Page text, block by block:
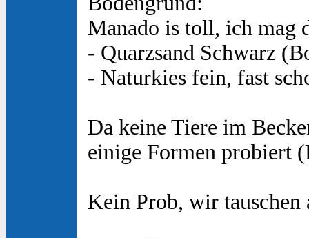
Manado is toll, ich mag
- Quarzsand Schwarz
- Naturkies fein, fast
Da keine Tiere im
einige Formen probiert
Kein Prob, wir tauschen